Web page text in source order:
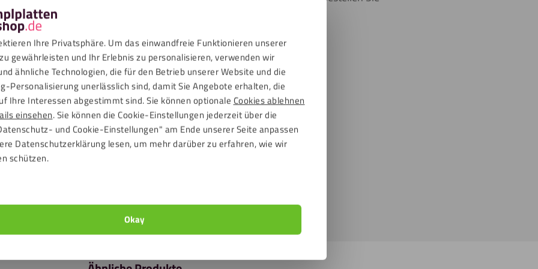
Ihre Privatsphäre. Um das einwandfreie Funktionieren unserer
gewährleisten und Ihr Erlebnis zu personalisieren, verwenden wir
ähnliche Technologien, die für den Betrieb unserer Website und die
Personalisierung unerlässlich sind, damit Sie Angebote erhalten, die
Ihre Interessen abgestimmt sind. Sie können optionale Cookies ablehnen
einsehen. Sie können die Cookie-Einstellungen jederzeit über die
und Cookie-Einstellungen" am Ende unserer Seite anpassen
Datenschutzerklärung lesen, um mehr darüber zu erfahren, wie wir
schützen.
Okay
in hellgrau 6 mm
20
Bohrlochs: 8 mm